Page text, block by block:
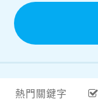
熱門關鍵字